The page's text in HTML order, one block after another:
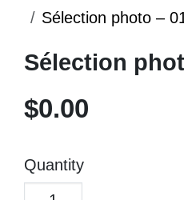
Sélection photo –
Sélection
$0.00
Quantity